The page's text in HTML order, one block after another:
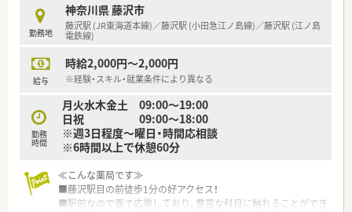
調剤併設店は十数店舗展開中です！
■「湘南」の地を軸に、薬局を単にお薬を販売する場所と考える
のではなく、
所と考え、店舗展開しております。
■教育研修については、全薬剤師・調剤スタッフを対象に毎月1
調剤業務全般を向上させるための意見交換や提案、新薬につい
ての勉強会、急性期疾患に対応する医学知識の習得、
ドクターを招いての処方解説、新しい保険制度のもとでの在宅
医療など、時期を鑑みてタイムリーな内容で進められます。
時間勤務にて就業されている方も多くいらっしゃいます。
勤務地
神奈川県 藤沢市
藤沢駅 (JR東海道本線)／藤沢駅 (小田急江ノ島線)／藤沢駅 (江ノ島
電鉄線)
給与
時給2,000円～2,000円
※経験・スキル・就業条件により異なる
勤務
時間
月火水木金土 09:00～19:00
日祝 09:00～18:00
※週3日程度～曜日・時間応相談
※6時間以上で休憩60分
≪こんな薬局です≫
■藤沢駅目の前徒歩1分の好アクセス！
■駅前なので面で応需しており、豊富な科目に触れることができ